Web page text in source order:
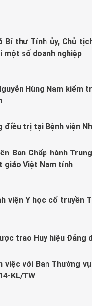
Bí thư Tỉnh ủy, Chủ
một số doanh nghiệp
Hùng Nam kiểm
trị tại Bệnh viện
Ban Chấp hành
giáo Việt Nam tỉnh
viện Y học cổ truyền
trao Huy hiệu Đảng
với Ban Thường
KL/TW